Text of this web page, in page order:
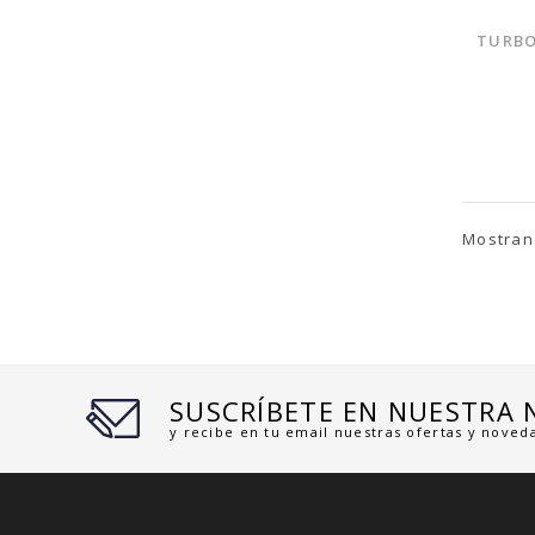
SUSCRÍBETE EN NUESTRA
y recibe en tu email nuestras ofertas y